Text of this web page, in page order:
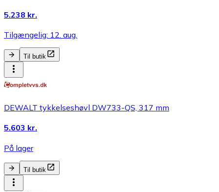
5.238 kr.
Tilgængelig: 12. aug.
Til butik
DEWALT tykkelseshøvl DW733-QS, 317 mm
5.603 kr.
På lager
Til butik